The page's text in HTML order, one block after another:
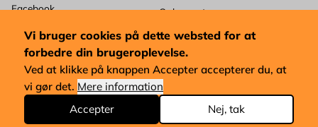
Ophavsret
Kundeservice
Levering
Forretningsbetingelser
Købsforkøb og udførelse
Malerihåndtering
Facebook
Mastercard
Vi bruger cookies på dette websted for at
forbedre din brugeroplevelse.
Ved at klikke på knappen Accepter accepterer du, at
vi gør det. Mere information
Accepter
Nej, tak